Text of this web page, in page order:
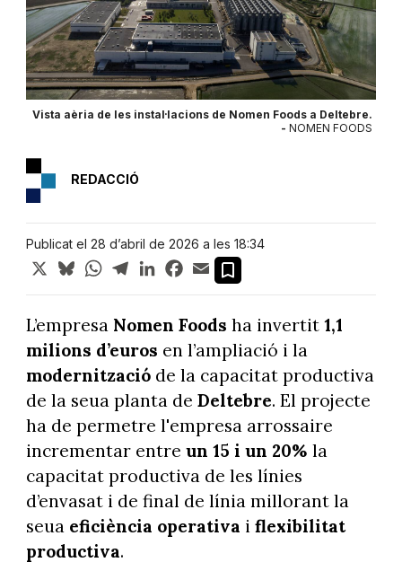
Vista aèria de les instal·lacions de Nomen Foods a Deltebre.
- NOMEN FOODS
REDACCIÓ
Publicat el 28 d’abril de 2026 a les 18:34
X BlueskyWhatsApp
TelegramLinkedInFacebook
Email
L’empresa Nomen Foods ha invertit 1,1
milions d’euros en l’ampliació i la
modernitzacióde la capacitat productiva
de la seua planta de Deltebre. El projecte
ha de permetre l'empresa arrossaire
incrementar entre un 15 i un 20% la
capacitat productiva de les línies
d’envasat i de final de línia millorant la
seua eficiència operativa i flexibilitat
productiva.